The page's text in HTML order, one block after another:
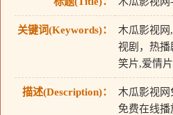
关键词(Keywords)：
木瓜影视
视剧，热播
笑片,爱情
描述(Description)：
木瓜影视
免费在线